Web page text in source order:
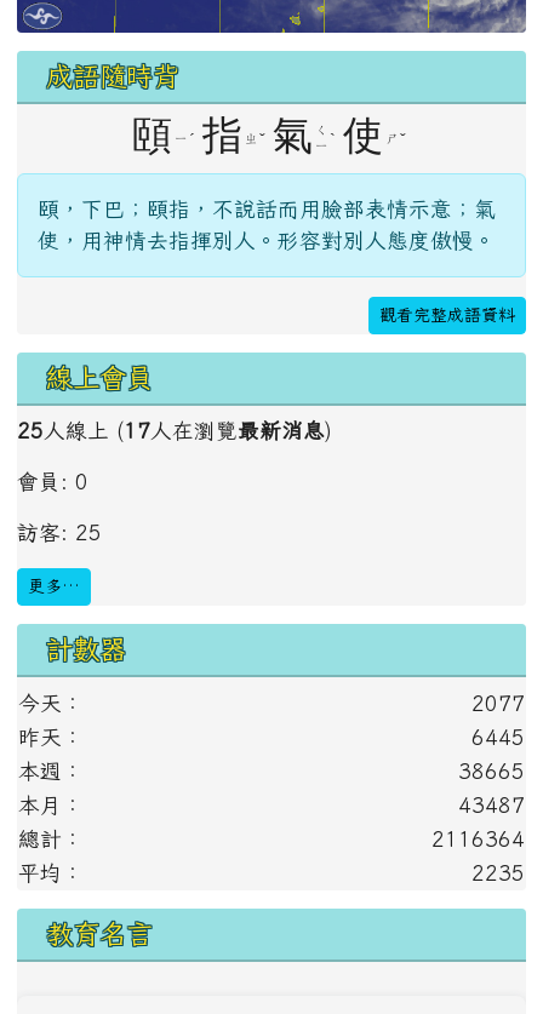
成語隨時背
頤 ㄧ ˊ 指 ㄓ ˇ 氣 ㄑ
ㄧ ˋ 使 ㄕ ˇ
頤，下巴；頤指，不說話而用臉部表情示意；氣
使，用神情去指揮別人。形容對別人態度傲慢。
觀看完整成語資料
線上會員
25 人線上 (17 人在瀏覽最新消息)
會員: 0
訪客: 25
更多…
計數器
今天：
2077
昨天：
6445
本週：
38665
本月：
43487
總計：
2116364
平均：
2235
教育名言